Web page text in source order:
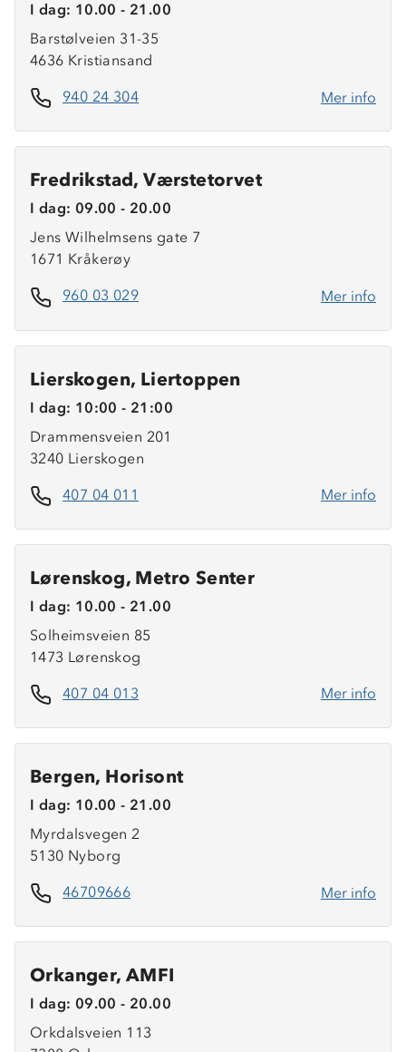
I dag: 10.00 - 21.00
Barstølveien 31-35
4636 Kristiansand
940 24 304 Mer info
Fredrikstad, Værstetorvet
I dag: 09.00 - 20.00
Jens Wilhelmsens gate 7
1671 Kråkerøy
960 03 029 Mer info
Lierskogen, Liertoppen
I dag: 10:00 - 21:00
Drammensveien 201
3240 Lierskogen
407 04 011 Mer info
Lørenskog, Metro Senter
I dag: 10.00 - 21.00
Solheimsveien 85
1473 Lørenskog
407 04 013 Mer info
Bergen, Horisont
I dag: 10.00 - 21.00
Myrdalsvegen 2
5130 Nyborg
46709666 Mer info
Orkanger, AMFI
I dag: 09.00 - 20.00
Orkdalsveien 113